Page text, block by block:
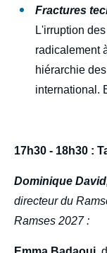
Fractures
L'irruption
radicalement
hiérarchie
international.
17h30 - 18h30 :
Dominique
directeur du
Ramses 2027 :